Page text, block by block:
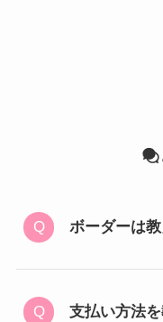
ボーダーは
支払い方法を